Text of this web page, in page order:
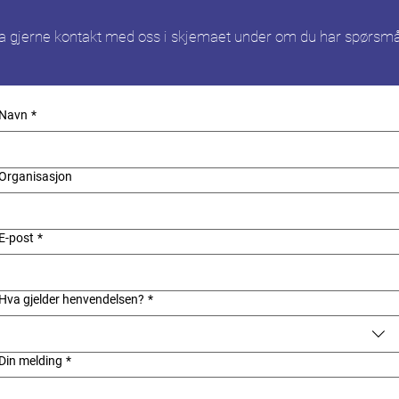
gjerne kontakt med oss i skjemaet under om du har
*
post *
gjelder henvendelsen? *
melding *